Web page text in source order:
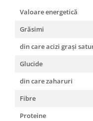
Valoare energetică
Grăsimi
din care acizi graşi
Glucide
din care zaharuri
Fibre
Proteine